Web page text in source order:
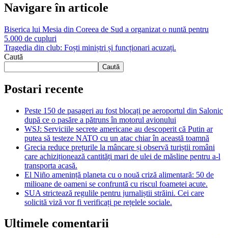
Navigare în articole
Biserica lui Mesia din Coreea de Sud a organizat o nuntă pentru
5.000 de cupluri
Tragedia din club: Foști miniștri și funcționari acuzați.
Caută
Caută
Postari recente
Peste 150 de pasageri au fost blocați pe aeroportul din Salonic
după ce o pasăre a pătruns în motorul avionului
WSJ: Serviciile secrete americane au descoperit că Putin ar
putea să testeze NATO cu un atac chiar în această toamnă
Grecia reduce prețurile la mâncare și observă turiștii români
care achiziționează cantități mari de ulei de măsline pentru a-l
transporta acasă.
El Niño amenință planeta cu o nouă criză alimentară: 50 de
milioane de oameni se confruntă cu riscul foametei acute.
SUA strictează regulile pentru jurnaliștii străini. Cei care
solicită viză vor fi verificați pe rețelele sociale.
Ultimele comentarii